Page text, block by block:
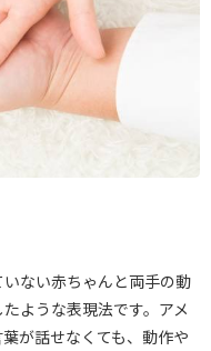
ない赤ちゃんと両手の動
ような表現法です。アメ
が話せなくても、動作や